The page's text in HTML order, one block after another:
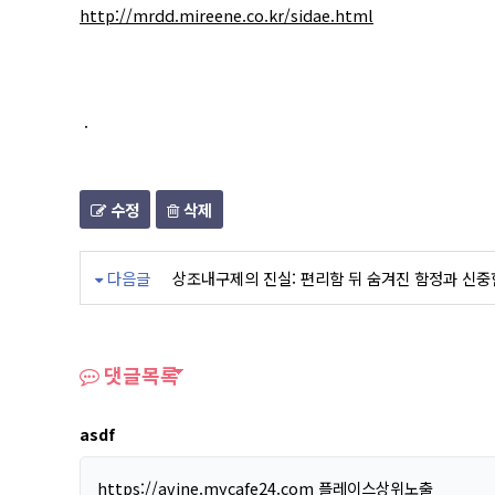
http://mrdd.mireene.co.kr/sidae.html
.
수정 삭제
다음글 상조내구제의 진실: 편리함 뒤 숨겨진 함정과 신
댓글목록
asdf
https://avine.mycafe24.com 플레이스상위노출